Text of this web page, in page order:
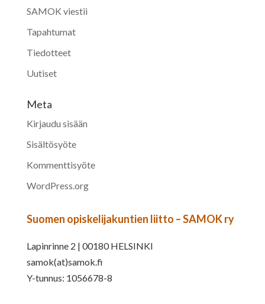
SAMOK viestii
Tapahtumat
Tiedotteet
Uutiset
Meta
Kirjaudu sisään
Sisältösyöte
Kommenttisyöte
WordPress.org
Suomen opiskelijakuntien liitto – SAMOK ry
Lapinrinne 2 | 00180 HELSINKI
samok(at)samok.fi
Y-tunnus: 1056678-8